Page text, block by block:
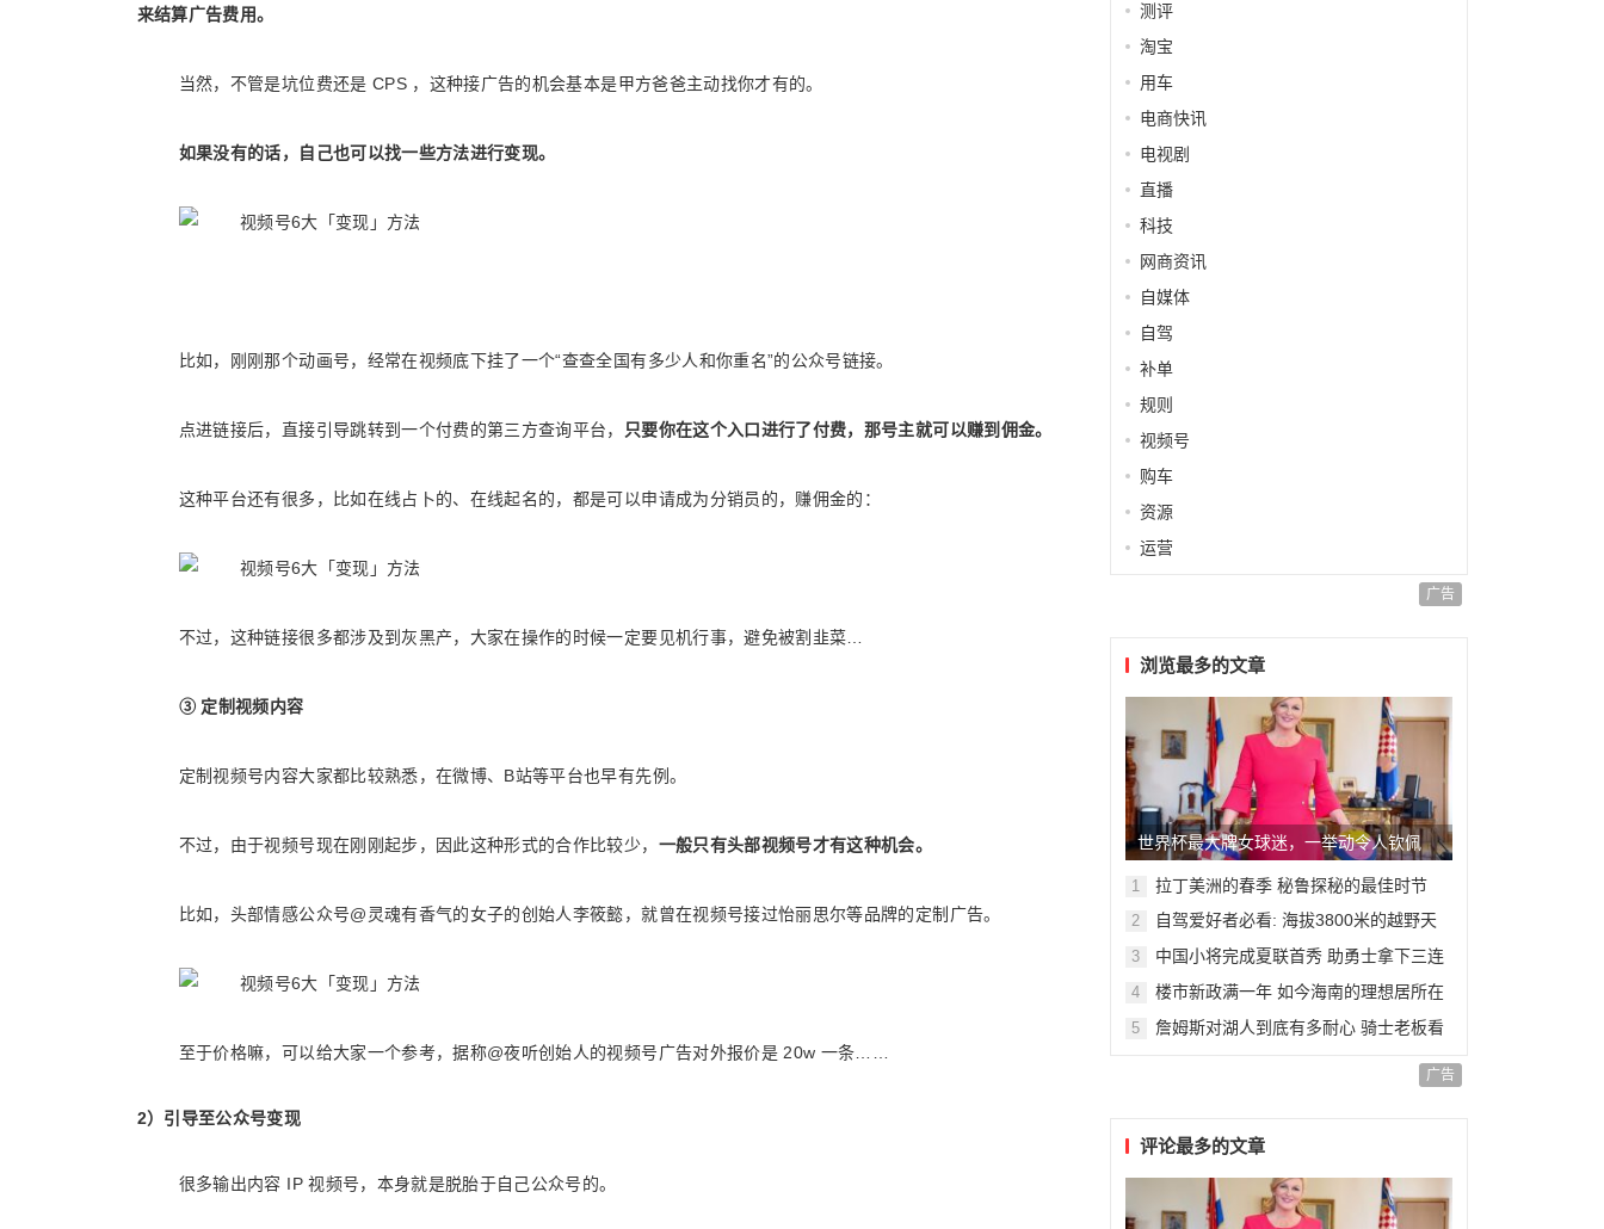
来结算广告费用。
当然，不管是坑位费还是 CPS ，这种接广告的机会基本是甲方爸爸主动找你才有的。
如果没有的话，自己也可以找一些方法进行变现。
比如，刚刚那个动画号，经常在视频底下挂了一个“查查全国有多少人和你重名”的公众号链接。
点进链接后，直接引导跳转到一个付费的第三方查询平台， 只要你在这个入口进行了付费，那号主就可以赚到佣金。
这种平台还有很多，比如在线占卜的、在线起名的，都是可以申请成为分销员的，赚佣金的：
不过，这种链接很多都涉及到灰黑产，大家在操作的时候一定要见机行事，避免被割韭菜…
③ 定制视频内容
定制视频号内容大家都比较熟悉，在微博、B站等平台也早有先例。
不过，由于视频号现在刚刚起步，因此这种形式的合作比较少， 一般只有头部视频号才有这种机会。
比如，头部情感公众号@灵魂有香气的女子的创始人李筱懿，就曾在视频号接过怡丽思尔等品牌的定制广告。
至于价格嘛，可以给大家一个参考，据称@夜听创始人的视频号广告对外报价是 20w 一条……
2）引导至公众号变现
很多输出内容 IP 视频号，本身就是脱胎于自己公众号的。
测评
淘宝
用车
电商快讯
电视剧
直播
科技
网商资讯
自媒体
自驾
补单
规则
视频号
购车
资源
运营
广告
浏览最多的文章
世界杯最大牌女球迷，一举动令人钦佩
1 拉丁美洲的春季 秘鲁探秘的最佳时节
2
自驾爱好者必看: 海拔3800米的越野天
3
中国小将完成夏联首秀 助勇士拿下三连
4
楼市新政满一年 如今海南的理想居所在
5
詹姆斯对湖人到底有多耐心 骑士老板看
广告
评论最多的文章